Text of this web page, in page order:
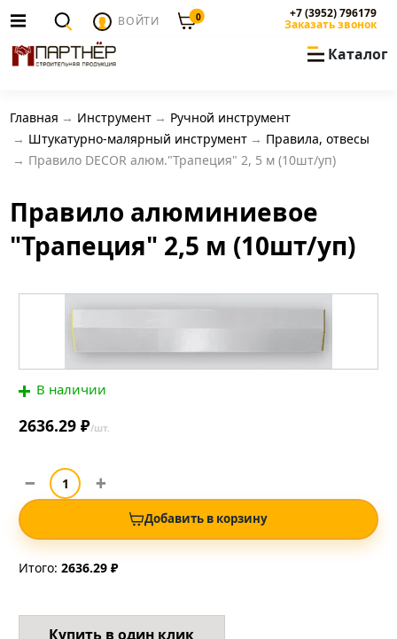
ВОЙТИ 0 +7 (3952) 796179
Заказать звонок
Каталог
Главная Инструмент
Ручной инструмент
Штукатурно-малярный инструмент
Правила, отвесы
Правило DECOR алюм."Трапеция" 2, 5 м (10шт/уп)
Правило алюминиевое
"Трапеция" 2,5 м (10шт/уп)
В наличии
2636.29 ₽/шт.
Добавить в корзину
Итого: 2636.29 ₽
Купить в один клик